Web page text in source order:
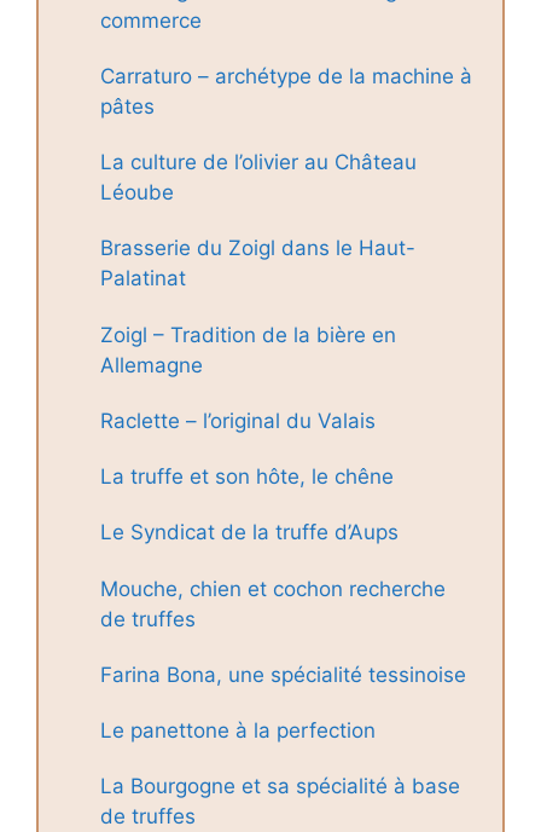
commerce
Carraturo – archétype de la machine à
pâtes
La culture de l’olivier au Château
Léoube
Brasserie du Zoigl dans le Haut-
Palatinat
Zoigl – Tradition de la bière en
Allemagne
Raclette – l’original du Valais
La truffe et son hôte, le chêne
Le Syndicat de la truffe d’Aups
Mouche, chien et cochon recherche
de truffes
Farina Bona, une spécialité tessinoise
Le panettone à la perfection
La Bourgogne et sa spécialité à base
de truffes